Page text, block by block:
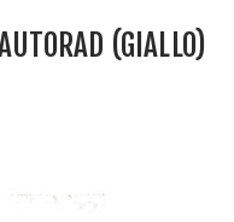
(GIALLO)